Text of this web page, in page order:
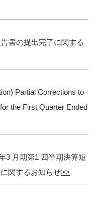
書の提出完了に関する
Partial Corrections to
the First Quarter Ended
3 月期第1 四半期決算短
関するお知らせ